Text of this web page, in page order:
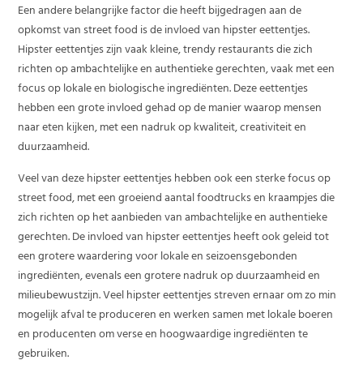
Een andere belangrijke factor die heeft bijgedragen aan de
opkomst van street food is de invloed van hipster eettentjes.
Hipster eettentjes zijn vaak kleine, trendy restaurants die zich
richten op ambachtelijke en authentieke gerechten, vaak met een
focus op lokale en biologische ingrediënten. Deze eettentjes
hebben een grote invloed gehad op de manier waarop mensen
naar eten kijken, met een nadruk op kwaliteit, creativiteit en
duurzaamheid.
Veel van deze hipster eettentjes hebben ook een sterke focus op
street food, met een groeiend aantal foodtrucks en kraampjes die
zich richten op het aanbieden van ambachtelijke en authentieke
gerechten. De invloed van hipster eettentjes heeft ook geleid tot
een grotere waardering voor lokale en seizoensgebonden
ingrediënten, evenals een grotere nadruk op duurzaamheid en
milieubewustzijn. Veel hipster eettentjes streven ernaar om zo min
mogelijk afval te produceren en werken samen met lokale boeren
en producenten om verse en hoogwaardige ingrediënten te
gebruiken.